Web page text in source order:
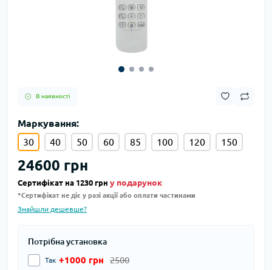
В наявності
Маркування:
30
40 50 60 85 100 120 150
24600 грн
Сертифікат на 1230 грн у подарунок
*Сертифікат не діє у разі акцїї або оплати частинами
Знайшли дешевше?
Потрібна установка
Так +1000 грн 2500